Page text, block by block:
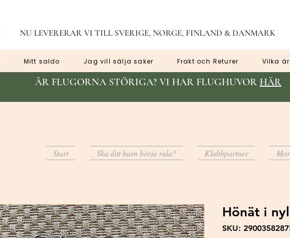
NU LEVERERAR VI TILL SVERIGE, NORGE, FINLAND & DANMARK
Mitt saldo Jag vill sälja saker Frakt och Returer Vilka
ÄR FLUGORNA STÖRIGA? VI HAR FLUGHUVOR HÄR
Hönät i
SKU:
Start Ska ditt barn börja rida? Klubbpartner